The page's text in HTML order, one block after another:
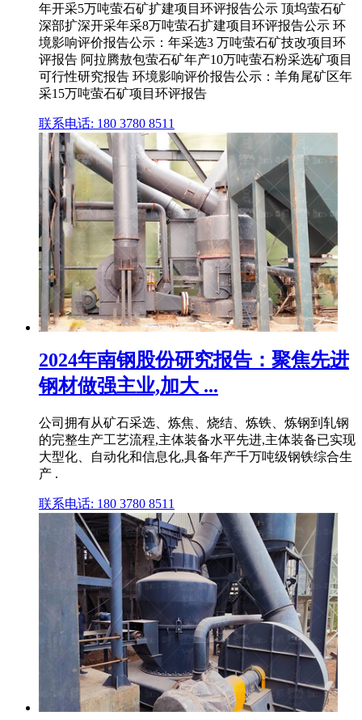
年开采5万吨萤石矿扩建项目环评报告公示 顶坞萤石矿
深部扩深开采年采8万吨萤石扩建项目环评报告公示 环
境影响评价报告公示：年采选3 万吨萤石矿技改项目环
评报告 阿拉腾敖包萤石矿年产10万吨萤石粉采选矿项目
可行性研究报告 环境影响评价报告公示：羊角尾矿区年
采15万吨萤石矿项目环评报告
联系电话: 180 3780 8511
2024年南钢股份研究报告：聚焦先进
钢材做强主业,加大 ...
公司拥有从矿石采选、炼焦、烧结、炼铁、炼钢到轧钢
的完整生产工艺流程,主体装备水平先进,主体装备已实现
大型化、自动化和信息化,具备年产千万吨级钢铁综合生
产 .
联系电话: 180 3780 8511